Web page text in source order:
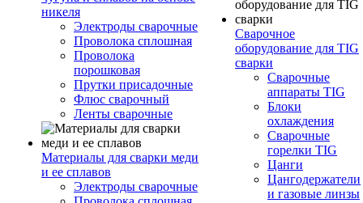
никеля
Электроды сварочные
Проволока сплошная
Проволока
порошковая
Прутки присадочные
Флюс сварочный
Ленты сварочные
Материалы для сварки меди
и ее сплавов
Электроды сварочные
Сварочное
оборудование для TIG
сварки
Сварочные
аппараты TIG
Блоки
охлаждения
Сварочные
горелки TIG
Цанги
Цангодержатели
и газовые линзы